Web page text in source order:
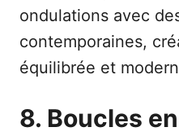
ondulations avec
contemporaines,
équilibrée et
8. Boucles